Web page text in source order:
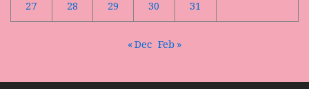
27
28 29 30 31
« Dec Feb »